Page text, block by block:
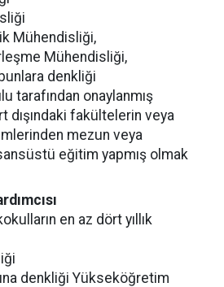
Mühendisliği,
Mühendisliği,
denkliği
tarafından onaylanmış
dışındaki fakültelerin veya
mezun veya
eğitim yapmış olmak
en az dört yıllık
denkliği Yükseköğretim